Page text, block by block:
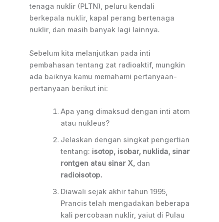
tenaga nuklir (PLTN), peluru kendali
berkepala nuklir, kapal perang bertenaga
nuklir, dan masih banyak lagi lainnya.
Sebelum kita melanjutkan pada inti
pembahasan tentang zat radioaktif, mungkin
ada baiknya kamu memahami pertanyaan-
pertanyaan berikut ini:
Apa yang dimaksud dengan inti atom
atau nukleus?
Jelaskan dengan singkat pengertian
tentang: isotop, isobar, nuklida, sinar
rontgen atau sinar X, dan
radioisotop.
Diawali sejak akhir tahun 1995,
Prancis telah mengadakan beberapa
kali percobaan nuklir, yaiut di Pulau